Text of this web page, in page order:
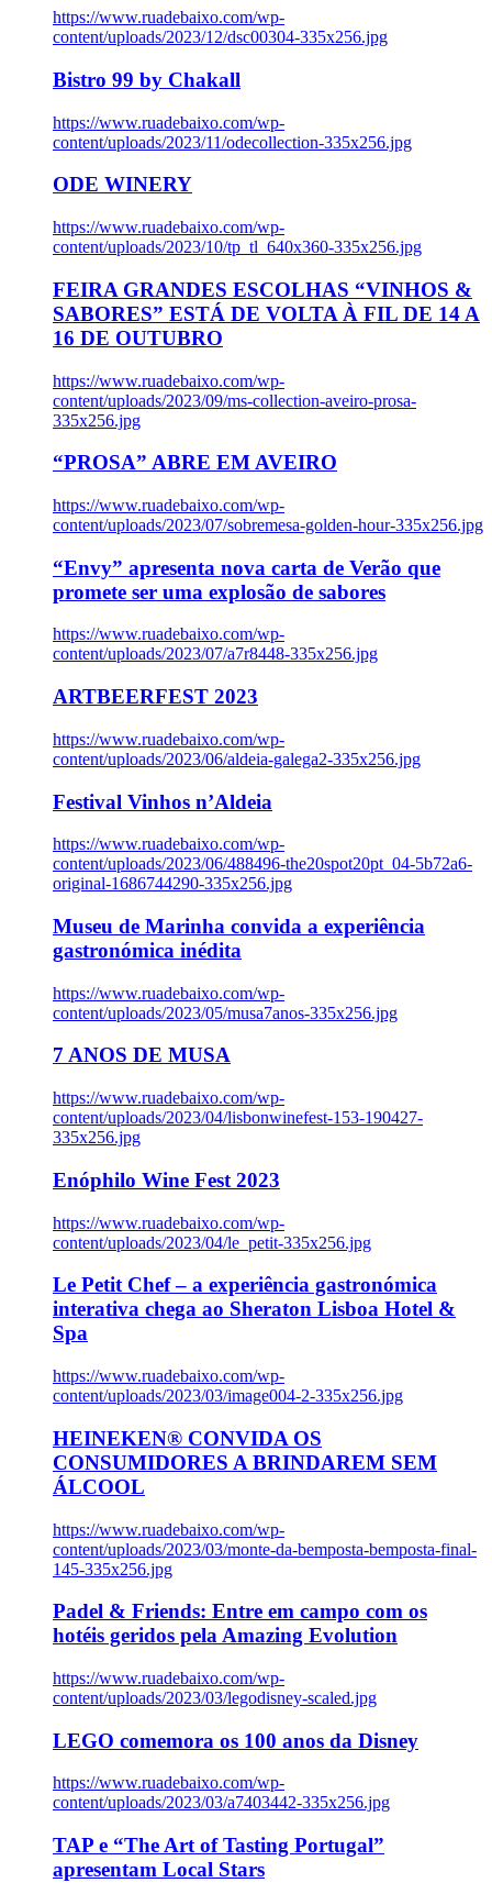
https://www.ruadebaixo.com/wp-
content/uploads/2023/12/dsc00304-335x256.jpg
Bistro 99 by Chakall
https://www.ruadebaixo.com/wp-
content/uploads/2023/11/odecollection-335x256.jpg
ODE WINERY
https://www.ruadebaixo.com/wp-
content/uploads/2023/10/tp_tl_640x360-335x256.jpg
FEIRA GRANDES ESCOLHAS “VINHOS &
SABORES” ESTÁ DE VOLTA À FIL DE 14 A
16 DE OUTUBRO
https://www.ruadebaixo.com/wp-
content/uploads/2023/09/ms-collection-aveiro-prosa-
335x256.jpg
“PROSA” ABRE EM AVEIRO
https://www.ruadebaixo.com/wp-
content/uploads/2023/07/sobremesa-golden-hour-335x256.jpg
“Envy” apresenta nova carta de Verão que
promete ser uma explosão de sabores
https://www.ruadebaixo.com/wp-
content/uploads/2023/07/a7r8448-335x256.jpg
ARTBEERFEST 2023
https://www.ruadebaixo.com/wp-
content/uploads/2023/06/aldeia-galega2-335x256.jpg
Festival Vinhos n’Aldeia
https://www.ruadebaixo.com/wp-
content/uploads/2023/06/488496-the20spot20pt_04-5b72a6-
original-1686744290-335x256.jpg
Museu de Marinha convida a experiência
gastronómica inédita
https://www.ruadebaixo.com/wp-
content/uploads/2023/05/musa7anos-335x256.jpg
7 ANOS DE MUSA
https://www.ruadebaixo.com/wp-
content/uploads/2023/04/lisbonwinefest-153-190427-
335x256.jpg
Enóphilo Wine Fest 2023
https://www.ruadebaixo.com/wp-
content/uploads/2023/04/le_petit-335x256.jpg
Le Petit Chef – a experiência gastronómica
interativa chega ao Sheraton Lisboa Hotel &
Spa
https://www.ruadebaixo.com/wp-
content/uploads/2023/03/image004-2-335x256.jpg
HEINEKEN® CONVIDA OS
CONSUMIDORES A BRINDAREM SEM
ÁLCOOL
https://www.ruadebaixo.com/wp-
content/uploads/2023/03/monte-da-bemposta-bemposta-final-
145-335x256.jpg
Padel & Friends: Entre em campo com os
hotéis geridos pela Amazing Evolution
https://www.ruadebaixo.com/wp-
content/uploads/2023/03/legodisney-scaled.jpg
LEGO comemora os 100 anos da Disney
https://www.ruadebaixo.com/wp-
content/uploads/2023/03/a7403442-335x256.jpg
TAP e “The Art of Tasting Portugal”
apresentam Local Stars